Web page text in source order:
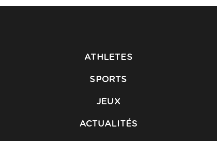
ATHLETES
SPORTS
JEUX
ACTUALITÉS